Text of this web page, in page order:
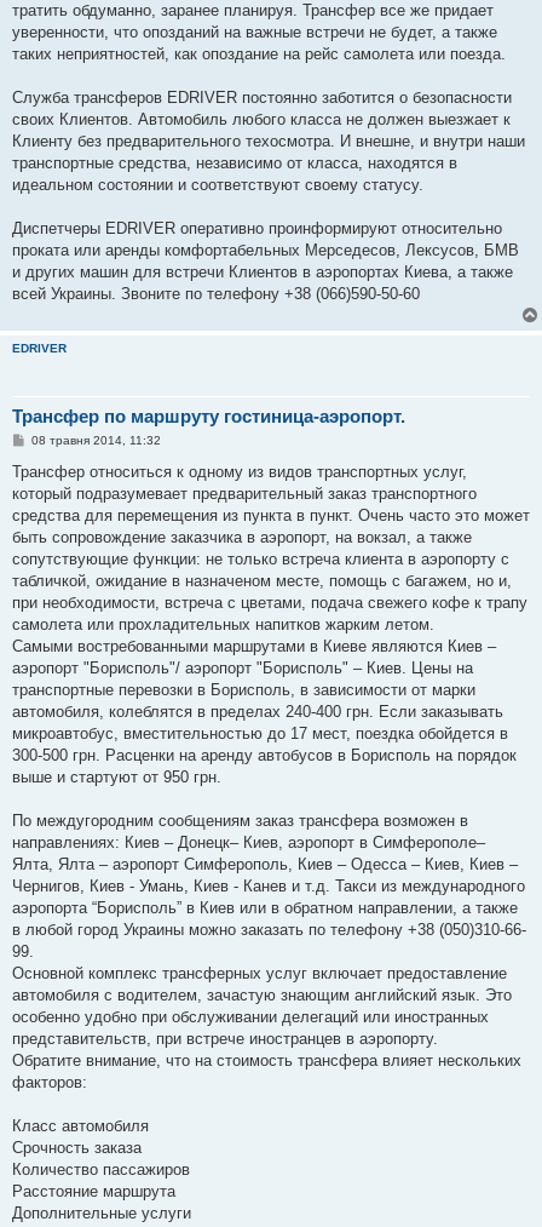
тратить обдуманно, заранее планируя. Трансфер все же придает
уверенности, что опозданий на важные встречи не будет, а также
таких неприятностей, как опоздание на рейс самолета или поезда.
Служба трансферов EDRIVER постоянно заботится о безопасности
своих Клиентов. Автомобиль любого класса не должен выезжает к
Клиенту без предварительного техосмотра. И внешне, и внутри наши
транспортные средства, независимо от класса, находятся в
идеальном состоянии и соответствуют своему статусу.
Диспетчеры EDRIVER оперативно проинформируют относительно
проката или аренды комфортабельных Мерседесов, Лексусов, БМВ
и других машин для встречи Клиентов в аэропортах Киева, а также
всей Украины. Звоните по телефону +38 (066)590-50-60
EDRIVER
Трансфер по маршруту гостиница-аэропорт.
П
в
д
о
л
е
н
я
08 травня 2014, 11:32
Трансфер относиться к одному из видов транспортных услуг,
который подразумевает предварительный заказ транспортного
средства для перемещения из пункта в пункт. Очень часто это может
быть сопровождение заказчика в аэропорт, на вокзал, а также
сопутствующие функции: не только встреча клиента в аэропорту с
табличкой, ожидание в назначеном месте, помощь с багажем, но и,
при необходимости, встреча с цветами, подача свежего кофе к трапу
самолета или прохладительных напитков жарким летом.
Самыми востребованными маршрутами в Киеве являются Киев –
аэропорт "Борисполь"/ аэропорт "Борисполь" – Киев. Цены на
транспортные перевозки в Борисполь, в зависимости от марки
автомобиля, колеблятся в пределах 240-400 грн. Если заказывать
микроавтобус, вместительностью до 17 мест, поездка обойдется в
300-500 грн. Расценки на аренду автобусов в Борисполь на порядок
выше и стартуют от 950 грн.
По междугородним сообщениям заказ трансфера возможен в
направлениях: Киев – Донецк– Киев, аэропорт в Симферополе–
Ялта, Ялта – аэропорт Симферополь, Киев – Одесса – Киев, Киев –
Чернигов, Киев - Умань, Киев - Канев и т.д. Такси из международного
аэропорта “Борисполь” в Киев или в обратном направлении, а также
в любой город Украины можно заказать по телефону +38 (050)310-66-
99.
Основной комплекс трансферных услуг включает предоставление
автомобиля с водителем, зачастую знающим английский язык. Это
особенно удобно при обслуживании делегаций или иностранных
представительств, при встрече иностранцев в аэропорту.
Обратите внимание, что на стоимость трансфера влияет нескольких
факторов:
Класс автомобиля
Срочность заказа
Количество пассажиров
Расстояние маршрута
Дополнительные услуги